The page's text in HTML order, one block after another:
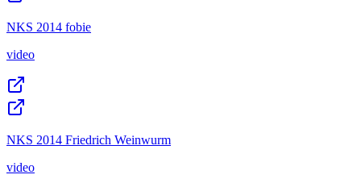
NKS 2014 fobie
video
NKS 2014 Friedrich Weinwurm
video